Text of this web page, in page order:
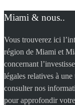
Miami & nous..
Vous trouverez ici
région de Miami et
concernant
légales relatives à
consulter nos
pour approfondir